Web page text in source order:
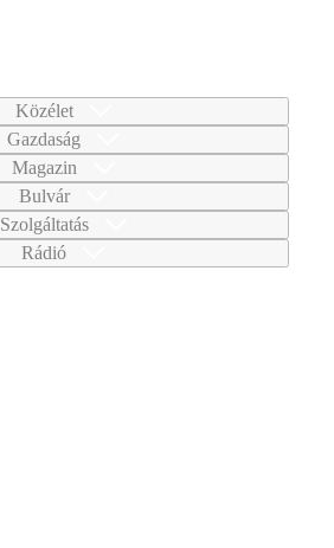
Közélet
Gazdaság
Magazin
Bulvár
Szolgáltatás
Rádió